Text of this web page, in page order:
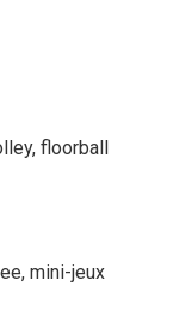
floorball
mini-jeux